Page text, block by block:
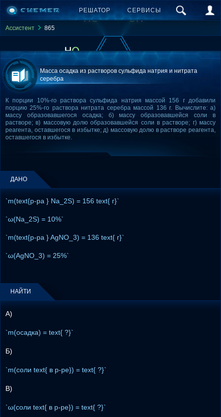
РЕШАТОР СЕРВИСЫ
Ассистент 865
Масса осадка из растворов сульфида натрия и нитрата
серебра
К порции 10%-го раствора сульфида натрия массой 156 г добавили
порцию 25%-го раствора нитрата серебра массой 136 г. Вычислите: а)
массу образовавшегося осадка; б) массу образовавшейся соли в
растворе; в) массовую долю образовавшейся соли в растворе; г) массу
реагента, оставшегося в избытке; д) массовую долю в растворе реагента,
оставшегося в избытке.
ДАНО
`m(text{р-ра } Na_2S) = 156 text{ г}`
`ω(Na_2S) = 10%`
`m(text{р-ра } AgNO_3) = 136 text{ г}`
`ω(AgNO_3) = 25%`
НАЙТИ
А)
`m(осадка) = text{ ?}`
Б)
`m(соли text{ в р-ре}) = text{ ?}`
В)
`ω(соли text{ в р-ре}) = text{ ?}`